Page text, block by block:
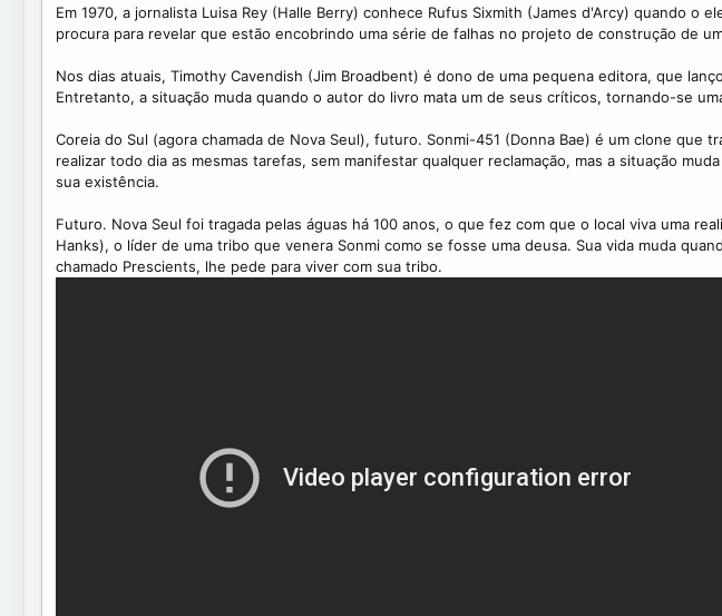
Em 1970, a jornalista Luisa Rey (Halle Berry) conhece Rufus Sixmith (James d'Arcy) quando o
procura para revelar que estão encobrindo uma série de falhas no projeto de construção de
Nos dias atuais, Timothy Cavendish (Jim Broadbent) é dono de uma pequena editora, que
Entretanto, a situação muda quando o autor do livro mata um de seus críticos, tornando-se
Coreia do Sul (agora chamada de Nova Seul), futuro. Sonmi-451 (Donna Bae) é um clone que
realizar todo dia as mesmas tarefas, sem manifestar qualquer reclamação, mas a situação
sua existência.
Futuro. Nova Seul foi tragada pelas águas há 100 anos, o que fez com que o local viva uma
Hanks), o líder de uma tribo que venera Sonmi como se fosse uma deusa. Sua vida muda
chamado Prescients, lhe pede para viver com sua tribo.